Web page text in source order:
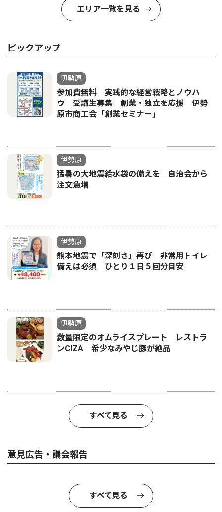
エリア一覧を見る
ピックアップ
伊勢原
参加費無料 実践的な経営戦略とノウハ
ウ 受講生募集 創業・独立を応援 伊勢
原市商工会「創業セミナー｣
伊勢原
猛暑の大地震給水袋の備えを 自治会から
注文急増
伊勢原
熊本地震で「深刻さ」再び 非常用トイレ
備えは必須 ひとり１日５回分目安
伊勢原
数量限定のオムライスプレート レストラ
ンCIZA 希少なみやじ豚が絶品
すべて見る
意見広告・議会報告
すべて見る